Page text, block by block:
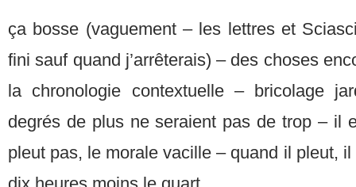
ça bosse (vaguement – les lettres et
fini sauf quand j’arrêterais) – des choses
la chronologie contextuelle – bricolage
degrés de plus ne seraient pas de trop – il
pleut pas, le morale vacille – quand il pleut, il